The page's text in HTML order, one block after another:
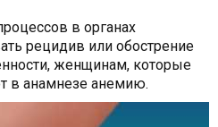
в органах
рецидив или обострение
женщинам, которые
в анамнезе анемию.